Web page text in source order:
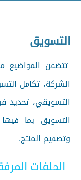
التسويق
تتضمن المواضيع
الشركة، تكامل
التسويقي، تحديد
التسويق بما فيها
وتصميم المنتج.
الملفات